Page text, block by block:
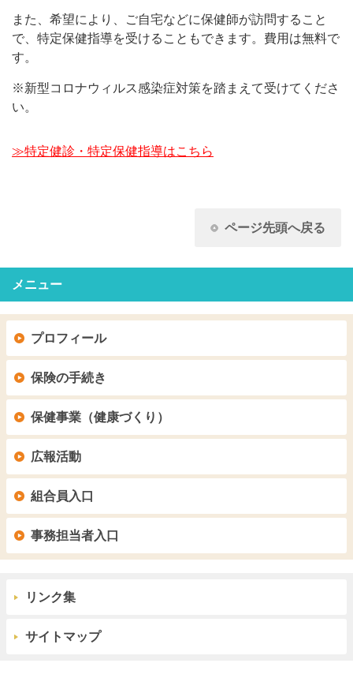
また、希望により、ご自宅などに保健師が訪問すること
で、特定保健指導を受けることもできます。費用は無料で
す。
※新型コロナウィルス感染症対策を踏まえて受けてくださ
い。
≫特定健診・特定保健指導はこちら
ページ先頭へ戻る
メニュー
プロフィール
保険の手続き
保健事業（健康づくり）
広報活動
組合員入口
事務担当者入口
リンク集
サイトマップ